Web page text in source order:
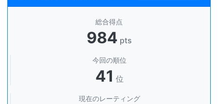
総合得点
984 pts
今回の順位
41 位
現在のレーティング